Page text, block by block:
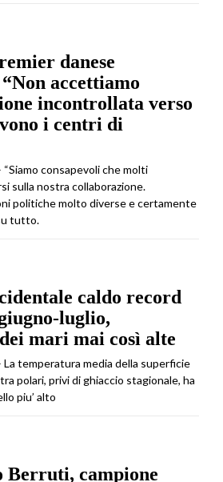
danese
accettiamo
incontrollata verso
i centri di
“Siamo consapevoli che molti
sulla nostra collaborazione.
politiche molto diverse e certamente
tutto.
caldo record
luglio,
mari mai così alte
La temperatura media della superficie
polari, privi di ghiaccio stagionale, ha
piu’ alto
Berruti, campione